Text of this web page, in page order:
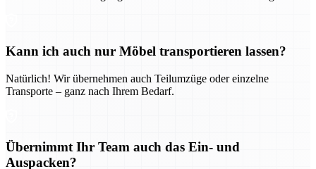
Kann ich auch nur Möbel transportieren lassen?
Natürlich! Wir übernehmen auch Teilumzüge oder einzelne
Transporte – ganz nach Ihrem Bedarf.
Übernimmt Ihr Team auch das Ein- und
Auspacken?